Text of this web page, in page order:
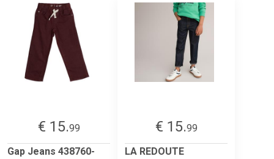
€ 15.99
Gap Jeans 438760-
€ 15.99
LA REDOUTE